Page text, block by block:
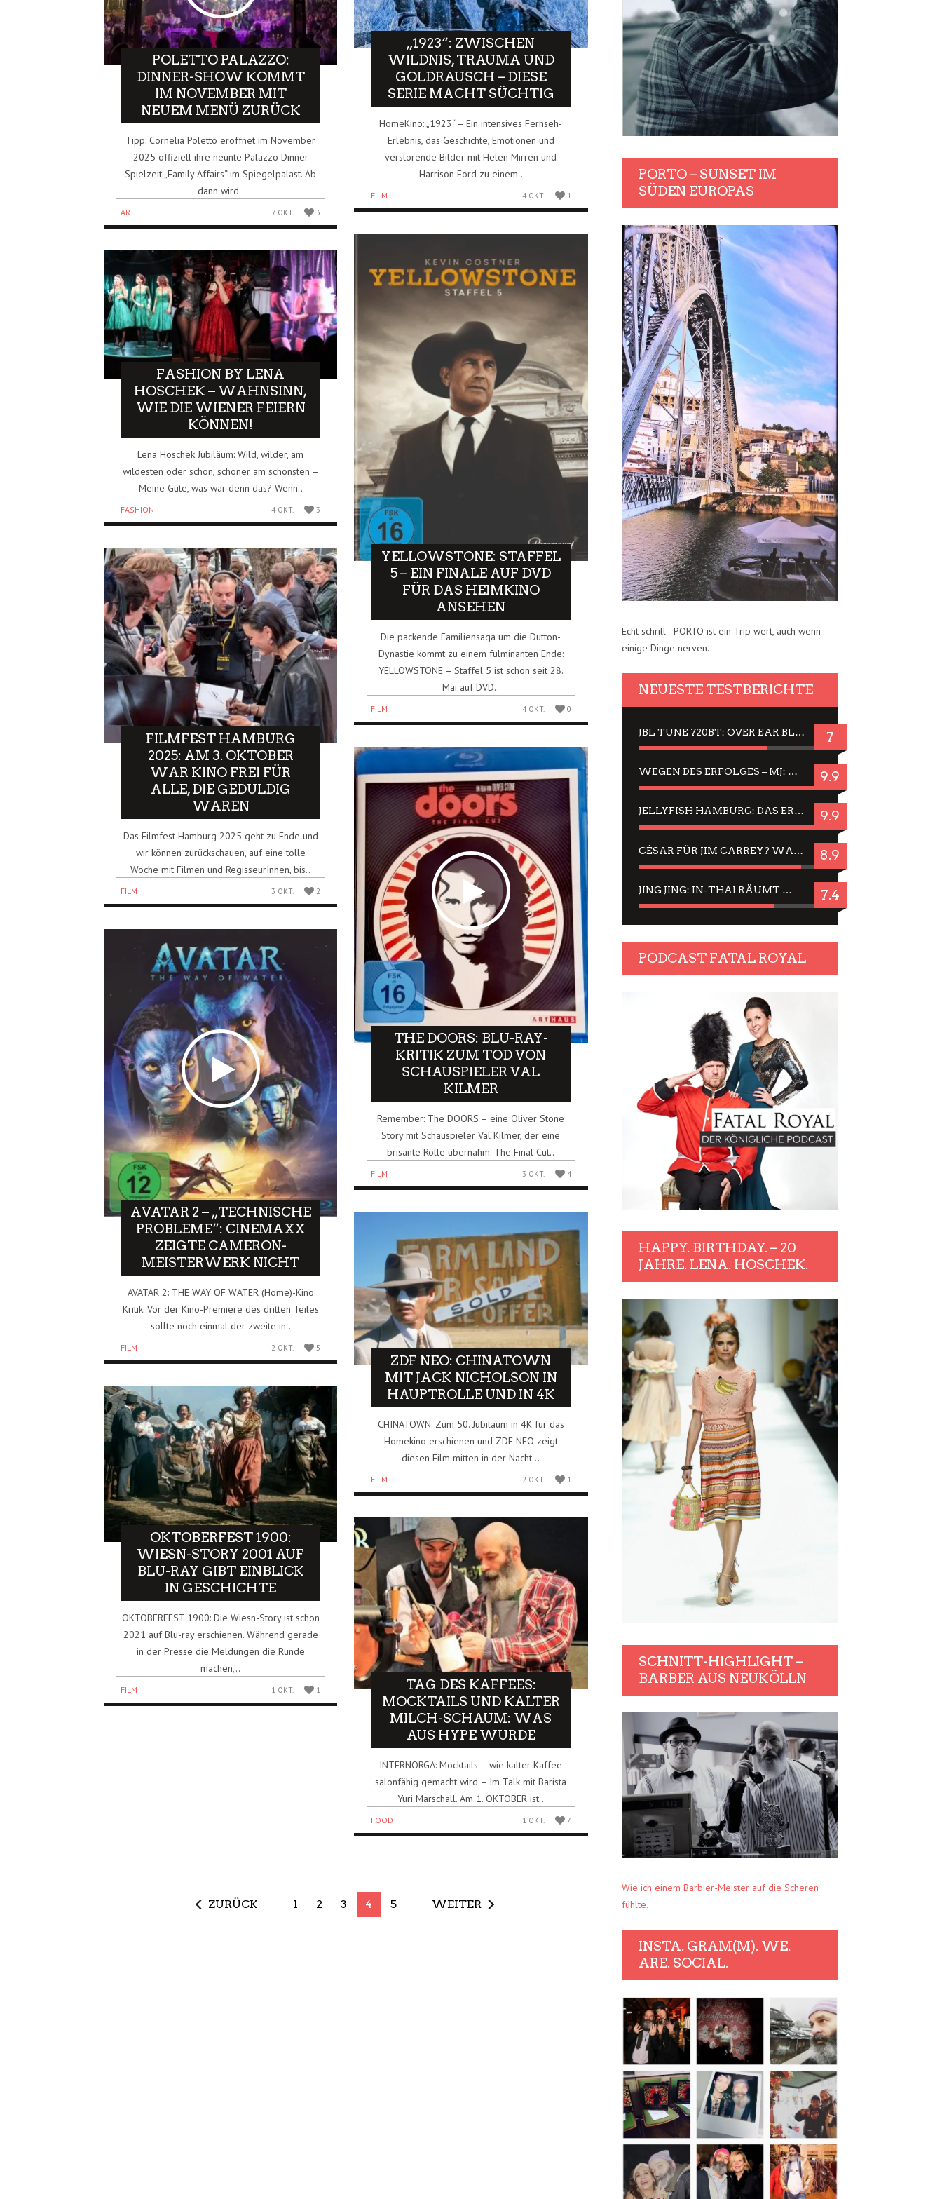
POLETTO PALAZZO:
DINNER-SHOW KOMMT
IM NOVEMBER MIT
NEUEM MENÜ ZURÜCK
Tipp: Cornelia Poletto eröffnet im November
2025 offiziell ihre neunte Palazzo Dinner
Spielzeit „Family Affairs“ im Spiegelpalast. Ab
dann wird..
ART 7 OKT. 3
FASHION BY LENA
HOSCHEK – WAHNSINN,
WIE DIE WIENER FEIERN
KÖNNEN!
Lena Hoschek Jubiläum: Wild, wilder, am
wildesten oder schön, schöner am schönsten –
Meine Güte, was war denn das? Wenn..
FASHION 4 OKT. 3
FILMFEST HAMBURG
2025: AM 3. OKTOBER
WAR KINO FREI FÜR
ALLE, DIE GEDULDIG
WAREN
Das Filmfest Hamburg 2025 geht zu Ende und
wir können zurückschauen, auf eine tolle
Woche mit Filmen und RegisseurInnen, bis..
FILM 3 OKT. 2
AVATAR 2 – „TECHNISCHE
PROBLEME“: CINEMAXX
ZEIGTE CAMERON-
MEISTERWERK NICHT
AVATAR 2: THE WAY OF WATER (Home)-Kino
Kritik: Vor der Kino-Premiere des dritten Teiles
sollte noch einmal der zweite in..
FILM 2 OKT. 5
OKTOBERFEST 1900:
WIESN-STORY 2001 AUF
BLU-RAY GIBT EINBLICK
IN GESCHICHTE
OKTOBERFEST 1900: Die Wiesn-Story ist schon
2021 auf Blu-ray erschienen. Während gerade
in der Presse die Meldungen die Runde
machen,..
FILM 1 OKT. 1
„1923“: ZWISCHEN
WILDNIS, TRAUMA UND
GOLDRAUSCH – DIESE
SERIE MACHT SÜCHTIG
HomeKino: „1923“ – Ein intensives Fernseh-
Erlebnis, das Geschichte, Emotionen und
verstörende Bilder mit Helen Mirren und
Harrison Ford zu einem..
FILM 4 OKT. 1
YELLOWSTONE: STAFFEL
5 – EIN FINALE AUF DVD
FÜR DAS HEIMKINO
ANSEHEN
Die packende Familiensaga um die Dutton-
Dynastie kommt zu einem fulminanten Ende:
YELLOWSTONE – Staffel 5 ist schon seit 28.
Mai auf DVD..
FILM 4 OKT. 0
THE DOORS: BLU-RAY-
KRITIK ZUM TOD VON
SCHAUSPIELER VAL
KILMER
Remember: The DOORS – eine Oliver Stone
Story mit Schauspieler Val Kilmer, der eine
brisante Rolle übernahm. The Final Cut..
FILM 3 OKT. 4
ZDF NEO: CHINATOWN
MIT JACK NICHOLSON IN
HAUPTROLLE UND IN 4K
CHINATOWN: Zum 50. Jubiläum in 4K für das
Homekino erschienen und ZDF NEO zeigt
diesen Film mitten in der Nacht...
FILM 2 OKT. 1
TAG DES KAFFEES:
MOCKTAILS UND KALTER
MILCH-SCHAUM: WAS
AUS HYPE WURDE
INTERNORGA: Mocktails – wie kalter Kaffee
salonfähig gemacht wird – Im Talk mit Barista
Yuri Marschall. Am 1. OKTOBER ist..
FOOD 1 OKT. 7
ZURÜCK 1 2 3 4 5 WEITER
PORTO – SUNSET IM
SÜDEN EUROPAS
Echt schrill - PORTO ist ein Trip wert, auch wenn
einige Dinge nerven.
NEUESTE TESTBERICHTE
JBL TUNE 720BT: OVER EAR BLUETOOTH KOPFHÖRER UM DIE 50,-€ IM DAUER-TEST 7
WEGEN DES ERFOLGES – MJ: MICHAEL JACKSON MUSICAL IN EINER MATINEE SEHEN 9.9
JELLYFISH HAMBURG: DAS ERFOLGREICHE SOMMER-MENÜ 2025 IN GEFÜHLEN UND BILDERN 9.9
CÉSAR FÜR JIM CARREY? WARUM DAS EINER DER NERVIGSTEN ACTORS IST UND BLEIBT 8.9
JING JING: IN-THAI RÄUMT WIEDER TITEL AB – EIN ZWEI-STUNDEN-ERLEBNISBERICHT 7.4
PODCAST FATAL ROYAL
HAPPY. BIRTHDAY. – 20
JAHRE. LENA. HOSCHEK.
SCHNITT-HIGHLIGHT –
BARBER AUS NEUKÖLLN
Wie ich einem Barbier-Meister auf die Scheren
fühlte.
INSTA. GRAM(M). WE.
ARE. SOCIAL.